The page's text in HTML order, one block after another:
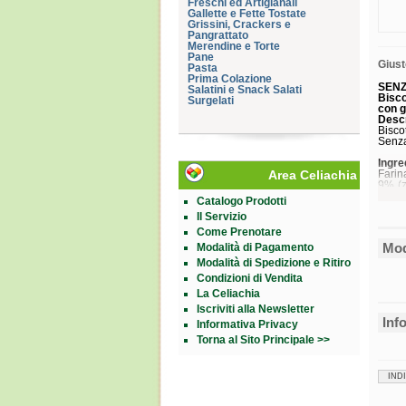
Freschi ed Artigianali
Gallette e Fette Tostate
Grissini, Crackers e
Pangrattato
Merendine e Torte
Pane
Pasta
Prima Colazione
Salatini e Snack Salati
Surgelati
Area Celiachia
Catalogo Prodotti
Il Servizio
Come Prenotare
Modalità di Pagamento
Modalità di Spedizione e Ritiro
Condizioni di Vendita
La Celiachia
Iscriviti alla Newsletter
Informativa Privacy
Torna al Sito Principale >>
con
9%
di